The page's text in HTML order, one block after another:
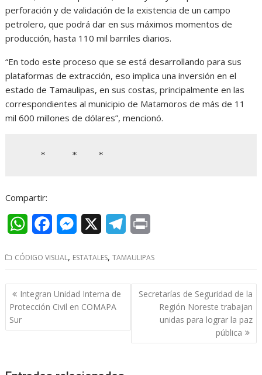
perforación y de validación de la existencia de un campo
petrolero, que podrá dar en sus máximos momentos de
producción, hasta 110 mil barriles diarios.
“En todo este proceso que se está desarrollando para sus
plataformas de extracción, eso implica una inversión en el
estado de Tamaulipas, en sus costas, principalmente en las
correspondientes al municipio de Matamoros de más de 11
mil 600 millones de dólares”, mencionó.
    *     *    *
Compartir:
W
a
t
s
c
e
b
M
s
s
e
l
e
a
i
n
CÓDIGO VISUAL, ESTATALES,TAMAULIPAS
Navegación
de
entradas
Integran Unidad Interna de
Protección Civil en COMAPA
Sur
Secretarías de Seguridad de la
Región Noreste trabajan
unidas para lograr la paz
pública